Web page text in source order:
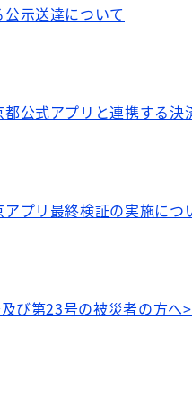
示送達について
都公式アプリと連携する
アプリ最終検証の実施につ
び第23号の被災者の方